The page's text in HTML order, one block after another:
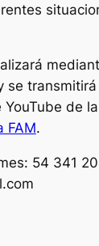
se
de la
FAM.
54 341